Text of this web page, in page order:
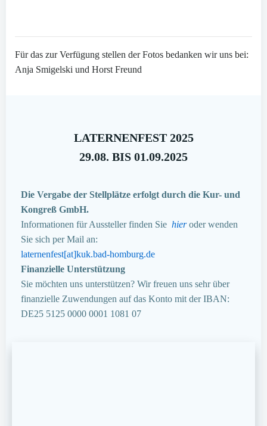
Für das zur Verfügung stellen der Fotos bedanken wir uns bei:
Anja Smigelski und Horst Freund
LATERNENFEST 2025
29.08. BIS 01.09.2025
Die Vergabe der Stellplätze erfolgt durch die Kur- und
Kongreß GmbH.
Informationen für Aussteller finden Sie hieroder wenden
Sie sich per Mail an:
laternenfest[at]kuk.bad-homburg.de
Finanzielle Unterstützung
Sie möchten uns unterstützen? Wir freuen uns sehr über
finanzielle Zuwendungen auf das Konto mit der IBAN:
DE25 5125 0000 0001 1081 07